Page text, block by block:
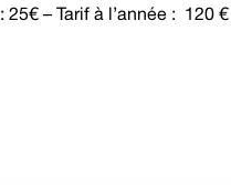
– Tarif à l’année : 120 €